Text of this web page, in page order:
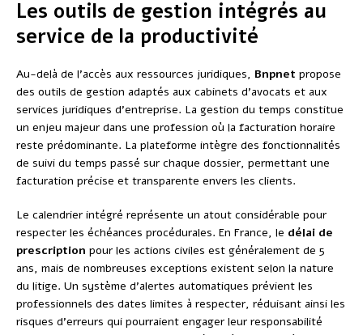
Les outils de gestion intégrés au
service de la productivité
Au-delà de l’accès aux ressources juridiques, Bnpnet propose
des outils de gestion adaptés aux cabinets d’avocats et aux
services juridiques d’entreprise. La gestion du temps constitue
un enjeu majeur dans une profession où la facturation horaire
reste prédominante. La plateforme intègre des fonctionnalités
de suivi du temps passé sur chaque dossier, permettant une
facturation précise et transparente envers les clients.
Le calendrier intégré représente un atout considérable pour
respecter les échéances procédurales. En France, le délai de
prescription pour les actions civiles est généralement de 5
ans, mais de nombreuses exceptions existent selon la nature
du litige. Un système d’alertes automatiques prévient les
professionnels des dates limites à respecter, réduisant ainsi les
risques d’erreurs qui pourraient engager leur responsabilité